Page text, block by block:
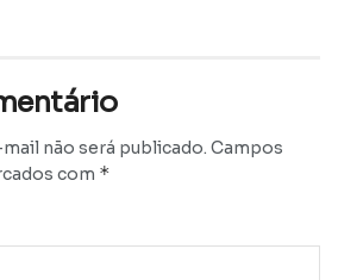
não será publicado. Campos
com *